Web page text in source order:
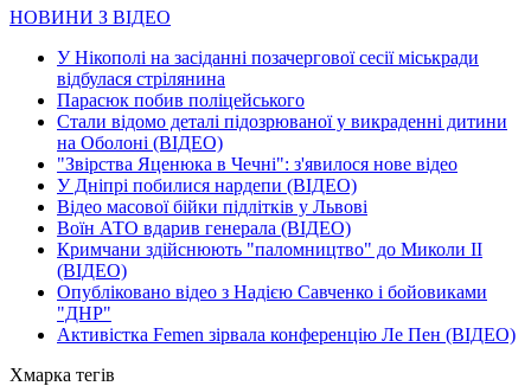
НОВИНИ З ВІДЕО
У Нікополі на засіданні позачергової сесії міськради
відбулася стрілянина
Парасюк побив поліцейського
Стали відомо деталі підозрюваної у викраденні дитини
на Оболоні (ВІДЕО)
"Звірства Яценюка в Чечні": з'явилося нове відео
У Дніпрі побилися нардепи (ВІДЕО)
Відео масової бійки підлітків у Львові
Воїн АТО вдарив генерала (ВІДЕО)
Кримчани здійснюють "паломництво" до Миколи ІІ
(ВІДЕО)
Опубліковано відео з Надією Савченко і бойовиками
"ДНР"
Активістка Femen зірвала конференцію Ле Пен (ВІДЕО)
Хмарка тегів